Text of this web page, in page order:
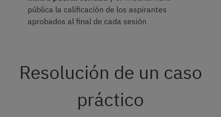
pública la calificación de los aspirantes
aprobados al final de cada sesión
Resolución de un caso
práctico